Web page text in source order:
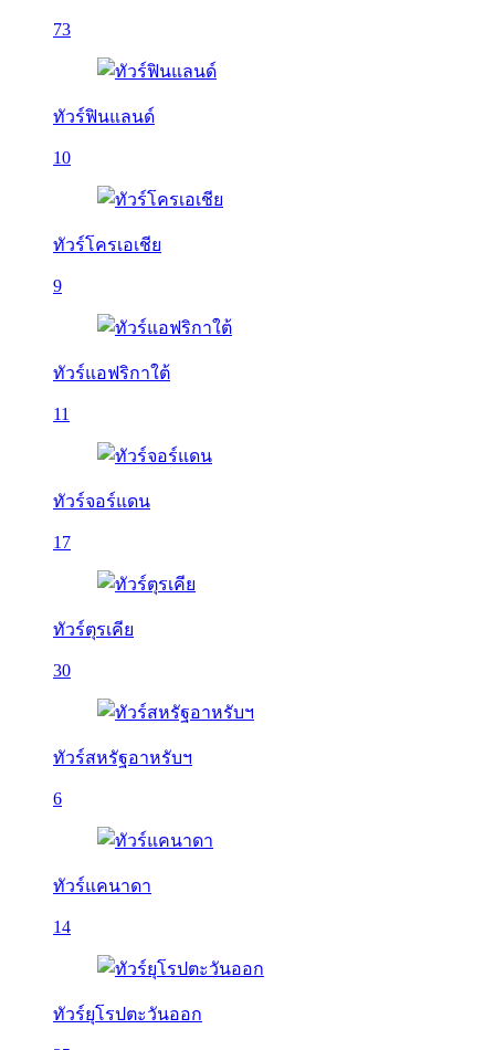
73
ทัวร์ฟินแลนด์
10
ทัวร์โครเอเชีย
9
ทัวร์แอฟริกาใต้
11
ทัวร์จอร์แดน
17
ทัวร์ตุรเคีย
30
ทัวร์สหรัฐอาหรับฯ
6
ทัวร์แคนาดา
14
ทัวร์ยุโรปตะวันออก